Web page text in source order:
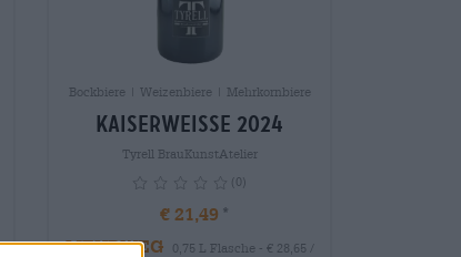
Bockbiere | Weizenbiere | Mehrkornbiere
Kaiserweisse 2024
Tyrell BrauKunstAtelier
(0)
€ 21,49
MEHRWEG
0,75 L Flasche - € 28,65 /